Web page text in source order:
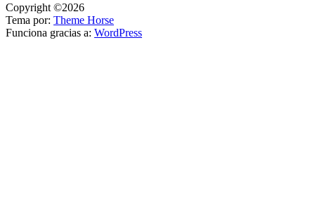
Copyright ©2026
Tema por: Theme Horse
Funciona gracias a: WordPress